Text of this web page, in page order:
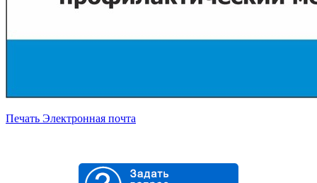
Печать Электронная почта